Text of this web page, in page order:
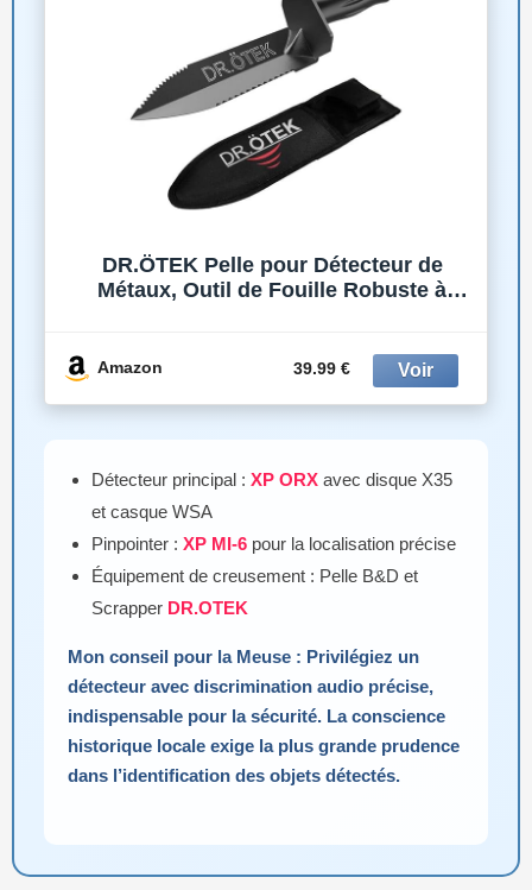
DR.ÖTEK Pelle pour Détecteur de
Métaux, Outil de Fouille Robuste à
Camping, Aménagement Paysager,
Amazon 39.99 €
Détecteur principal : XP ORX avec disque X35
et casque WSA
Pinpointer : XP MI-6 pour la localisation précise
Équipement de creusement : Pelle B&D et
Scrapper DR.OTEK
Mon conseil pour la Meuse : Privilégiez un
détecteur avec discrimination audio précise,
indispensable pour la sécurité. La conscience
historique locale exige la plus grande prudence
dans l’identification des objets détectés.